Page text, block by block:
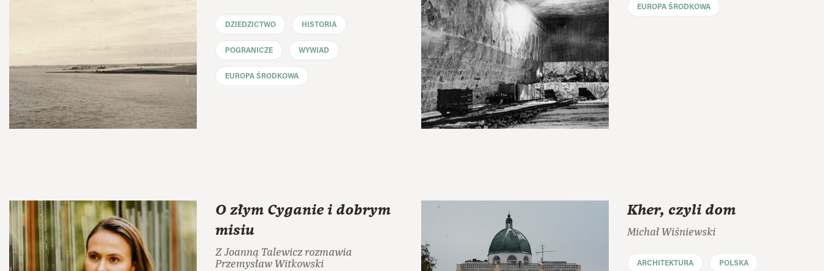
DZIEDZICTWO HISTORIA
POGRANICZE WYWIAD
EUROPA ŚRODKOWA
EUROPA ŚRODKOWA
O złym Cyganie i dobrym
misiu
Z Joanną Talewicz rozmawia
Przemysław Witkowski
Kher, czyli dom
Michał Wiśniewski
ARCHITEKTURA POLSKA